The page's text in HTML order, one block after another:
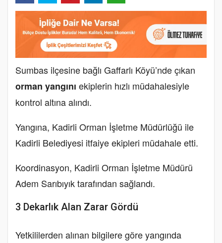
Sumbas ilçesine bağlı Gaffarlı Köyü’nde çıkan
orman yangını ekiplerin hızlı müdahalesiyle
kontrol altına alındı.
Yangına, Kadirli Orman İşletme Müdürlüğü ile
Kadirli Belediyesi itfaiye ekipleri müdahale etti.
Koordinasyon, Kadirli Orman İşletme Müdürü
Adem Sarıbıyık tarafından sağlandı.
3 Dekarlık Alan Zarar Gördü
Yetkililerden alınan bilgilere göre yangında